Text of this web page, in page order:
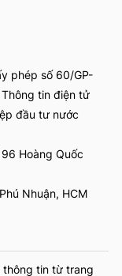
phép số 60/GP-
tin điện tử
đầu tư nước
Hoàng Quốc
Nhuận, HCM
thông tin từ trang